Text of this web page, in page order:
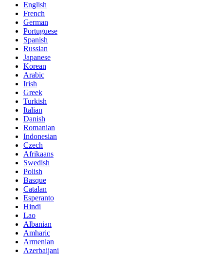
English
French
German
Portuguese
Spanish
Russian
Japanese
Korean
Arabic
Irish
Greek
Turkish
Italian
Danish
Romanian
Indonesian
Czech
Afrikaans
Swedish
Polish
Basque
Catalan
Esperanto
Hindi
Lao
Albanian
Amharic
Armenian
Azerbaijani